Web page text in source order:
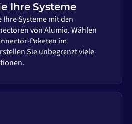
Ihre Systeme
Systeme mit den
von Alumio. Wählen
Paketen im
Sie unbegrenzt viele